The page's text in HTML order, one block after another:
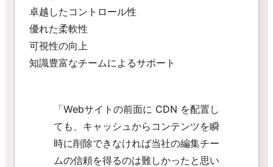
卓越したコントロール性
優れた柔軟性
可視性の向上
知識豊富なチームによるサポート
「Webサイトの前面に CDN を配置し
ても、キャッシュからコンテンツを瞬
時に削除できなければ当社の編集チー
ムの信頼を得るのは難しかったと思い